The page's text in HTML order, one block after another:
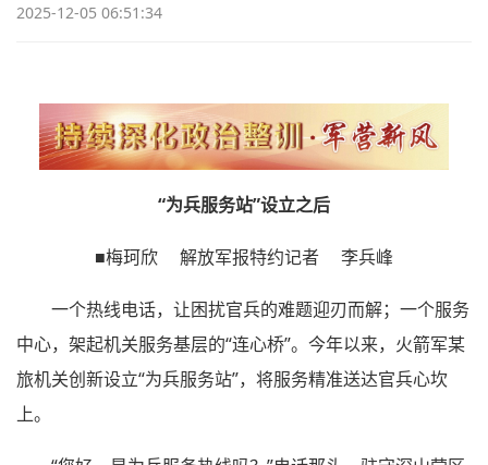
2025-12-05 06:51:34
“为兵服务站”设立之后
■梅珂欣 解放军报特约记者 李兵峰
一个热线电话，让困扰官兵的难题迎刃而解；一个服务
中心，架起机关服务基层的“连心桥”。今年以来，火箭军某
旅机关创新设立“为兵服务站”，将服务精准送达官兵心坎
上。